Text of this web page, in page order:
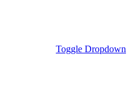
Toggle Dropdown